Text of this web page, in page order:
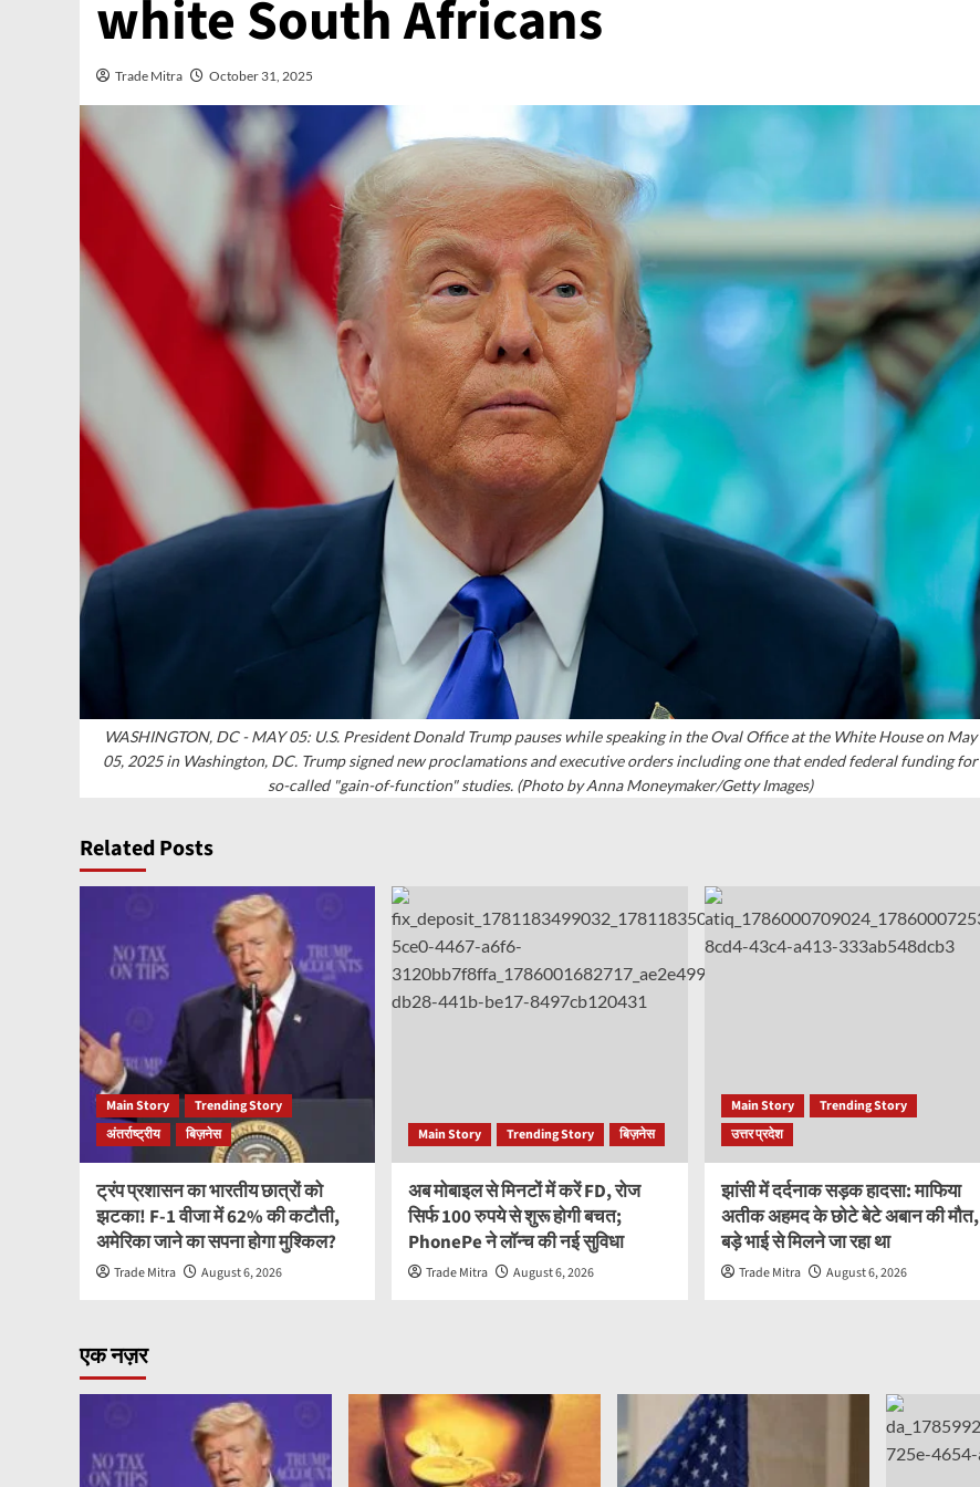
white South Africans
Trade Mitra October 31, 2025
WASHINGTON, DC - MAY 05: U.S. President Donald Trump pauses while speaking in the Oval Office at the White House on May
05, 2025 in Washington, DC. Trump signed new proclamations and executive orders including one that ended federal funding for
so-called "gain-of-function" studies. (Photo by Anna Moneymaker/Getty Images)
Related Posts
Main Story
Trending Story
अंतर्राष्ट्रीय
बिज़नेस
ट्रंप प्रशासन का भारतीय छात्रों को
झटका! F-1 वीजा में 62% की कटौती,
अमेरिका जाने का सपना होगा मुश्किल?
Trade Mitra August 6, 2026
Main Story Trending Story बिज़नेस
अब मोबाइल से मिनटों में करें FD, रोज
सिर्फ 100 रुपये से शुरू होगी बचत;
PhonePe ने लॉन्च की नई सुविधा
Trade Mitra August 6, 2026
Main Story
Trending Story
उत्तर प्रदेश
झांसी में दर्दनाक सड़क हादसा: माफिया
अतीक अहमद के छोटे बेटे अबान की मौत,
बड़े भाई से मिलने जा रहा था
Trade Mitra August 6, 2026
एक नज़र